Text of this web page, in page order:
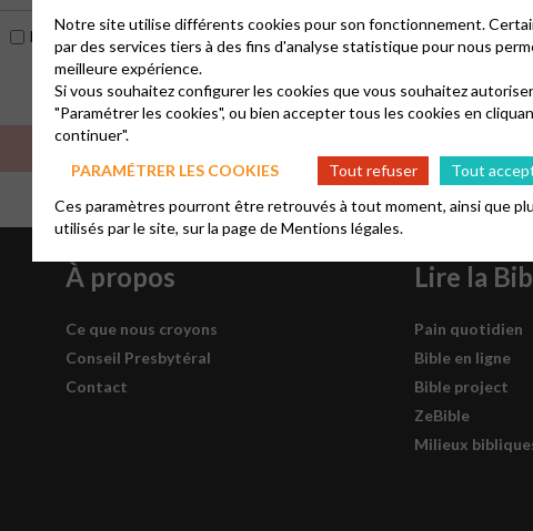
Évènements Paroisses
À propos
Ce que nous croyons
Conseil Presbytéral
Contact
Lire la
Pain quotidien
Bible en ligne
Bible project
ZeBible
Milieux
Notre site utilise différents cookies pour son fonctionnement.
par des services tiers à des fins d'analyse statistique pour nous
meilleure expérience.
Si vous souhaitez configurer les cookies que vous souhaitez
"Paramétrer les cookies", ou bien accepter tous les cookies en
continuer".
PARAMÉTRER LES COOKIES
Tout refuser
Tout
Ces paramètres pourront être retrouvés à tout moment, ainsi que
utilisés par le site, sur la page deMentions légales.